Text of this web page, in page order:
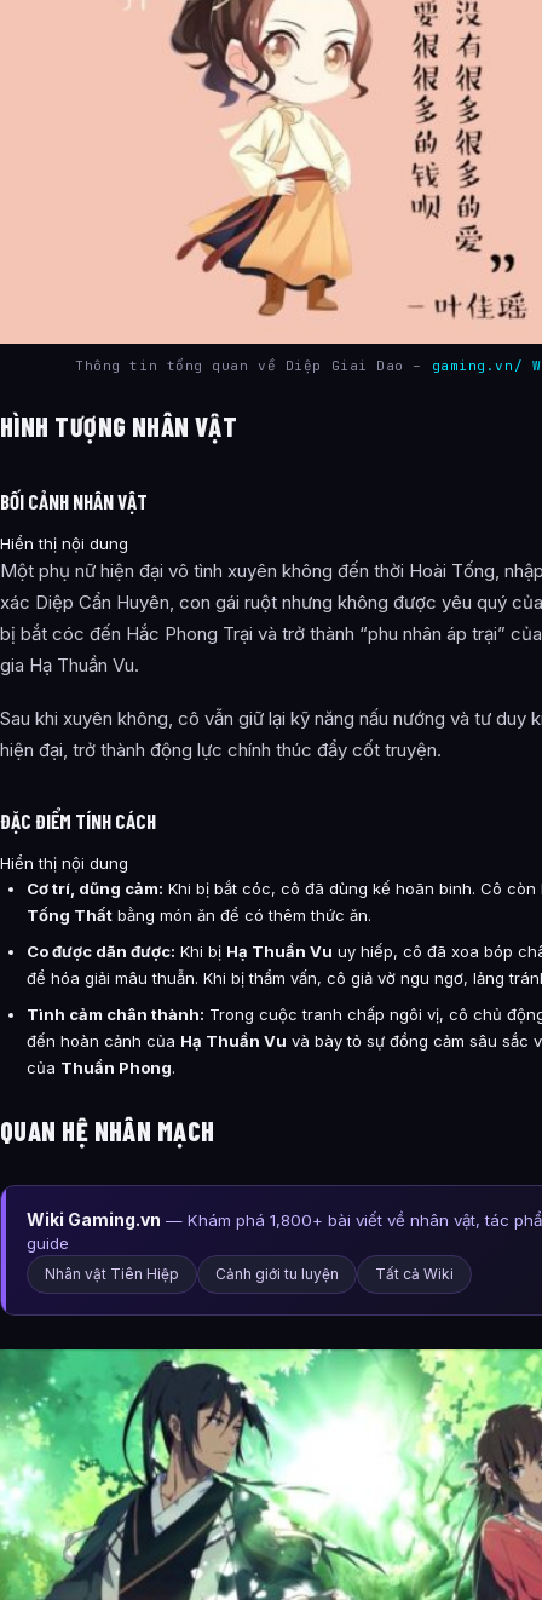
Thông tin tổng quan về Diệp Giai Dao – gaming.vn/
HÌNH TƯỢNG NHÂN VẬT
BỐI CẢNH NHÂN VẬT
Hiển thị nội dung
Một phụ nữ hiện đại vô tình xuyên không đến thời Hoài Tống,
xác Diệp Cẩn Huyên, con gái ruột nhưng không được yêu quý
bị bắt cóc đến Hắc Phong Trại và trở thành “phu nhân áp trại”
gia Hạ Thuần Vu.
Sau khi xuyên không, cô vẫn giữ lại kỹ năng nấu nướng và tư duy
hiện đại, trở thành động lực chính thúc đẩy cốt truyện.
ĐẶC ĐIỂM TÍNH CÁCH
Hiển thị nội dung
Cơ trí, dũng cảm: Khi bị bắt cóc, cô đã dùng kế hoãn binh. Cô còn
Tống Thất bằng món ăn để có thêm thức ăn.
Co được dãn được: Khi bị Hạ Thuần Vu uy hiếp, cô đã xoa bóp
để hóa giải mâu thuẫn. Khi bị thẩm vấn, cô giả vờ ngu ngơ, lảng
Tình cảm chân thành: Trong cuộc tranh chấp ngôi vị, cô chủ
đến hoàn cảnh của Hạ Thuần Vu và bày tỏ sự đồng cảm sâu sắc
của Thuần Phong.
QUAN HỆ NHÂN MẠCH
Wiki Gaming.vn — Khám phá 1,800+ bài viết về nhân vật, tác
guide
Nhân vật Tiên Hiệp Cảnh giới tu luyện Tất cả Wiki